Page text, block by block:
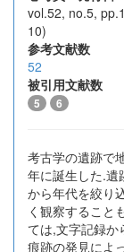
vol.52, no.5,
10)
参考文献数
52
被引用文献数
5 6
考古学の遺跡で
年に誕生した.遺
から年代を絞り
く観察すること
ては,文字記録
痕跡の発見によ